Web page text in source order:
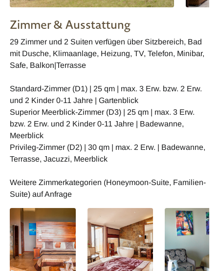
Zimmer & Ausstattung
29 Zimmer und 2 Suiten verfügen über Sitzbereich, Bad
mit Dusche, Klimaanlage, Heizung, TV, Telefon, Minibar,
Safe, Balkon|Terrasse
Standard-Zimmer (D1) | 25 qm | max. 3 Erw. bzw. 2 Erw.
und 2 Kinder 0-11 Jahre | Gartenblick
Superior Meerblick-Zimmer (D3) | 25 qm | max. 3 Erw.
bzw. 2 Erw. und 2 Kinder 0-11 Jahre | Badewanne,
Meerblick
Privileg-Zimmer (D2) | 30 qm | max. 2 Erw. | Badewanne,
Terrasse, Jacuzzi, Meerblick
Weitere Zimmerkategorien (Honeymoon-Suite, Familien-
Suite) auf Anfrage